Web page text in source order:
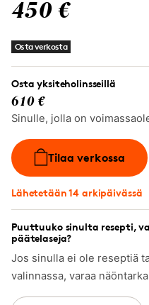
450 €
Osta verkosta
Osta yksiteholinsseillä
610 €
Sinulle, jolla on
Tilaa verkossa
Lähetetään 14 arkipäivässä
Puuttuuko sinulta resepti,
päätelaseja?
Jos sinulla ei ole reseptiä
valinnassa, varaa